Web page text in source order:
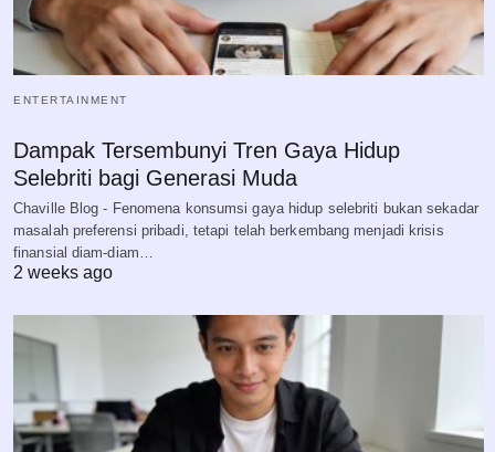
ENTERTAINMENT
Dampak Tersembunyi Tren Gaya Hidup
Selebriti bagi Generasi Muda
Chaville Blog - Fenomena konsumsi gaya hidup selebriti bukan sekadar
masalah preferensi pribadi, tetapi telah berkembang menjadi krisis
finansial diam-diam…
2 weeks ago